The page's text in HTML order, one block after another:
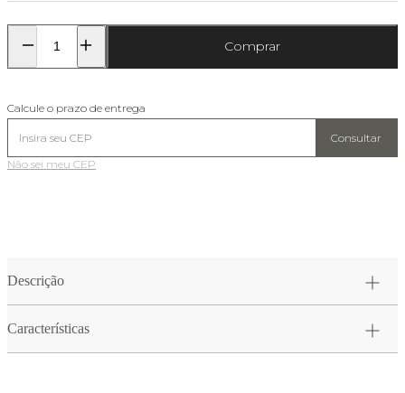
Comprar
Calcule o prazo de entrega
Consultar
Não sei meu CEP
Descrição
Características